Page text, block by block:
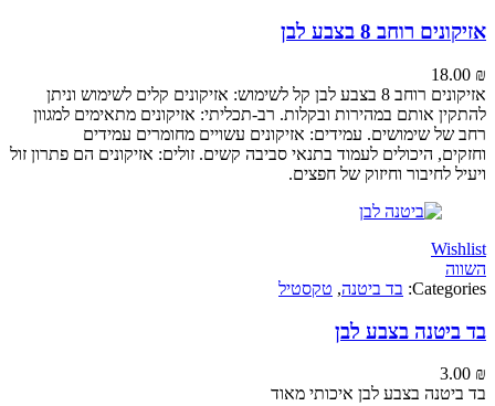
רוחב 8 בצבע לבן
אזיקונים רוחב 8 בצבע לבן קל לשימוש: אזיקונים קלים לשימוש וניתן
אותם במהירות ובקלות. רב-תכליתי: אזיקונים מתאימים למגוון
שימושים. עמידים: אזיקונים עשויים מחומרים עמידים
היכולים לעמוד בתנאי סביבה קשים. זולים: אזיקונים הם פתרון זול
לחיבור וחיזוק של חפצים.
בד ביטנה ,טקסטיל
בצבע לבן
בצבע לבן איכותי מאוד